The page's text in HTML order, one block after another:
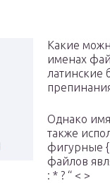
Какие
именах
латинские
Однако имя
также
фигурные {
файлов
: * ? “ < >